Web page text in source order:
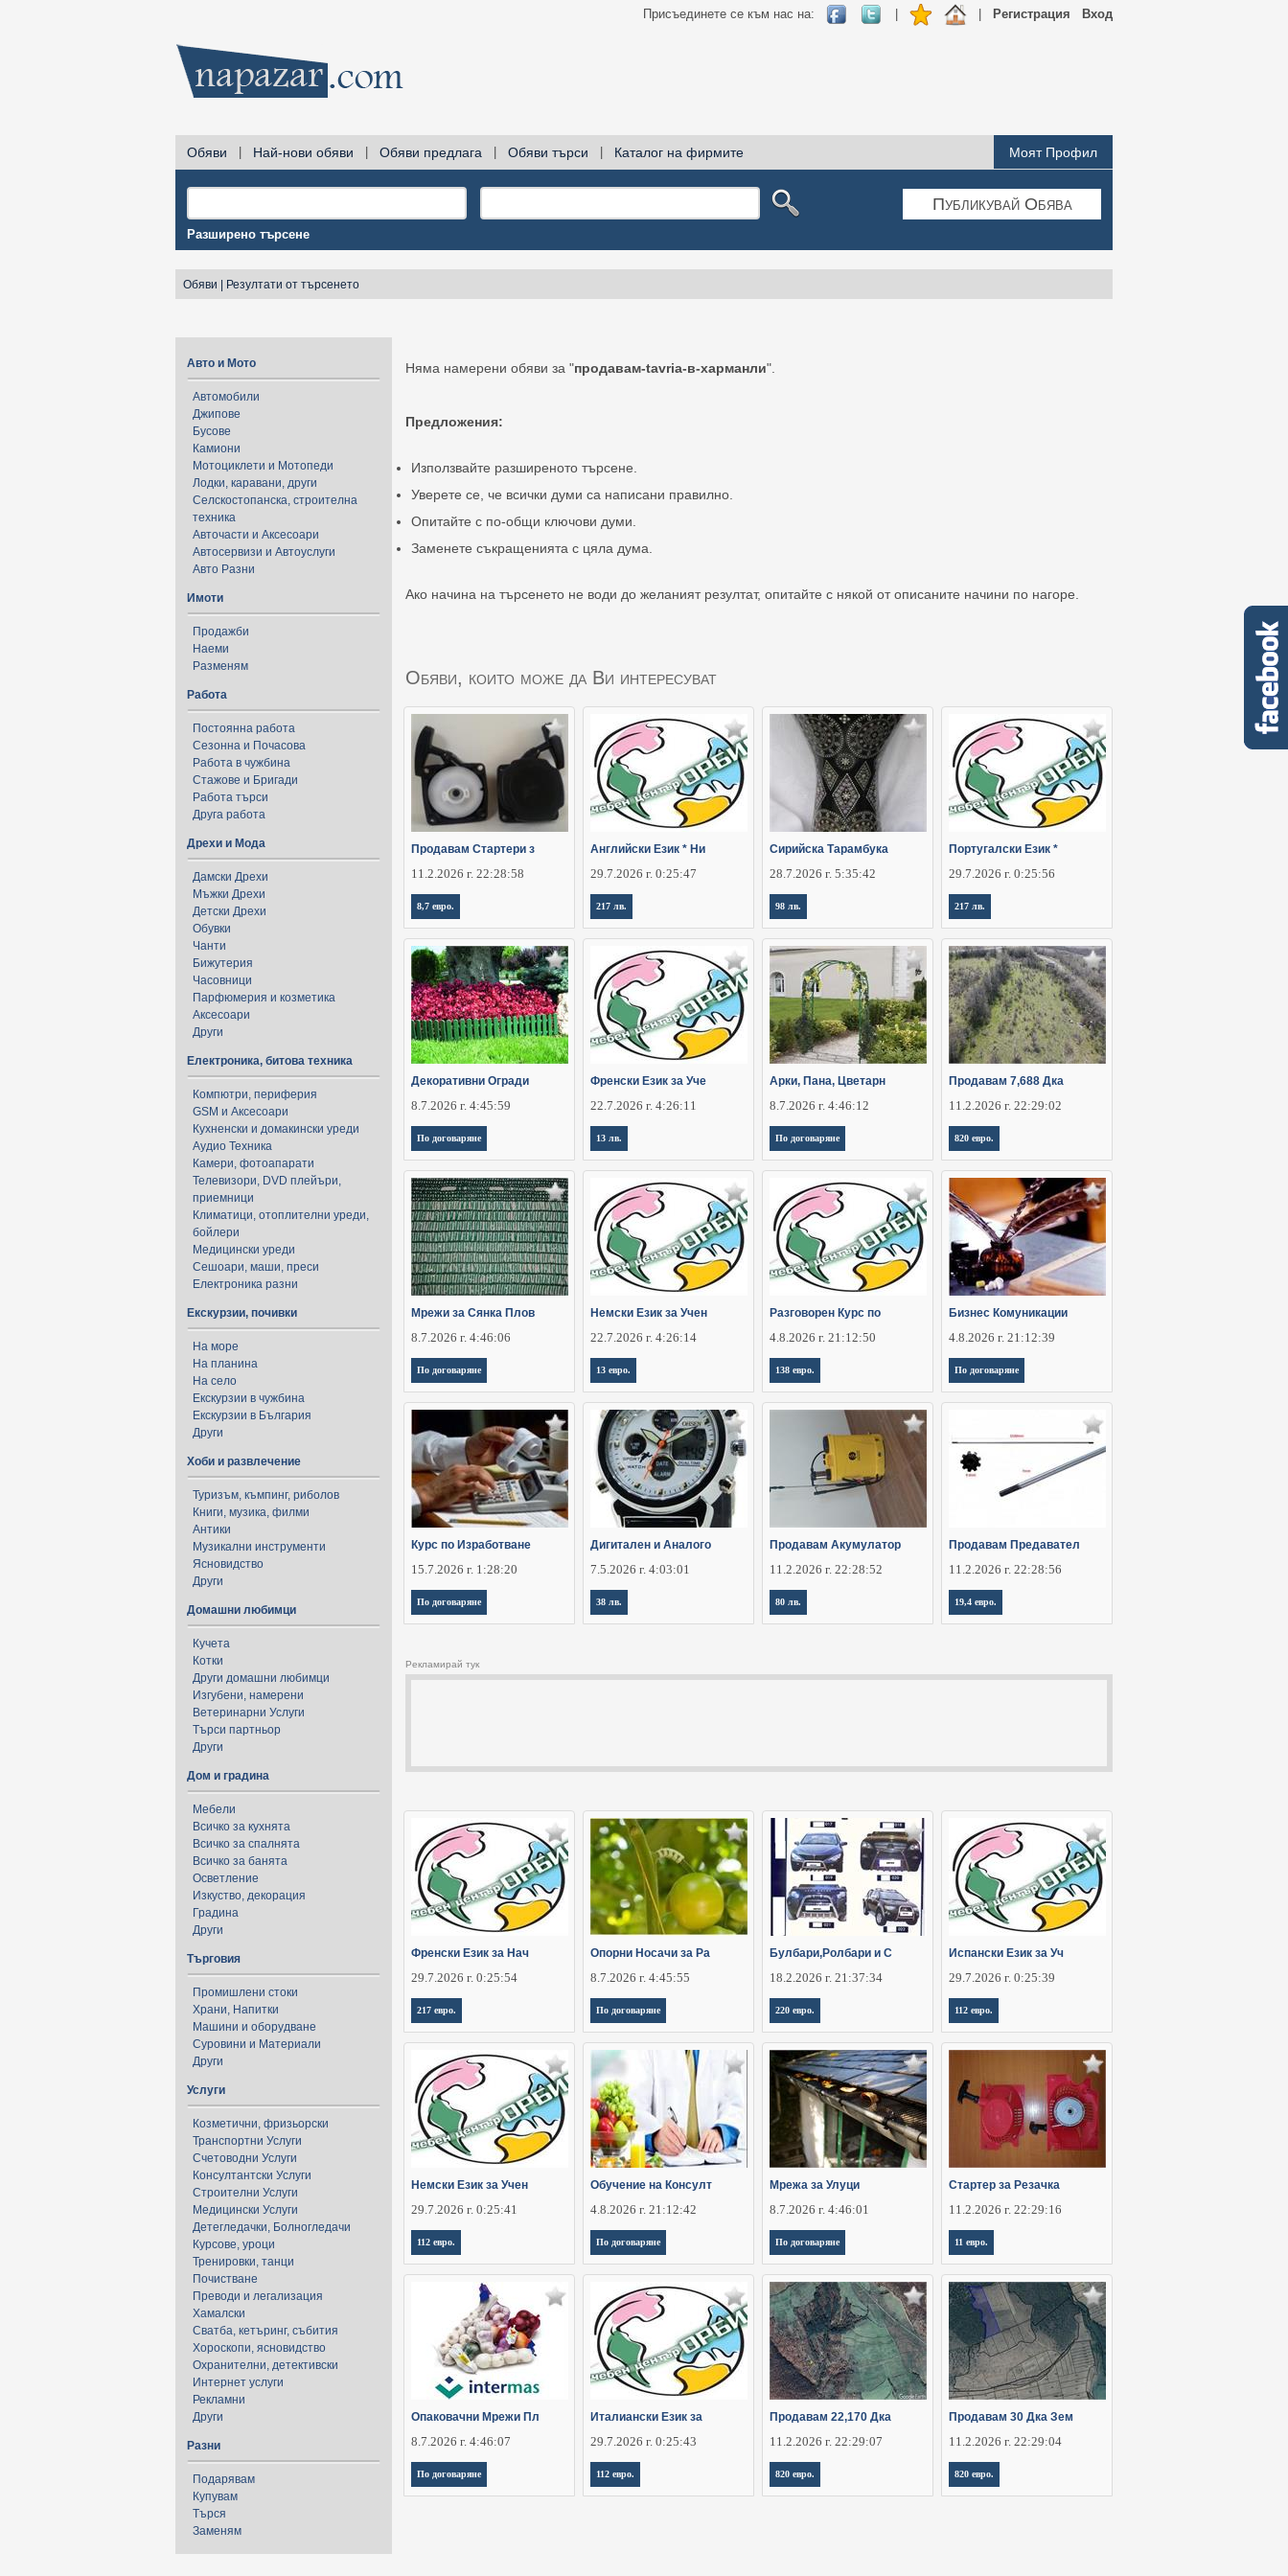
Вход
Регистрация
Присъединете се към нас на:
Обяви Най-нови обяви Обяви предлага Обяви търси Каталог на фирмите Моят Профил
Публикувай Обява
Разширено търсене
Обяви Резултати от търсенето
Авто и Мото
Автомобили
Джипове
Бусове
Камиони
Мотоциклети и Мотопеди
Лодки, каравани, други
Селскостопанска, строителна
техника
Авточасти и Аксесоари
Автосервизи и Автоуслуги
Авто Разни
Имоти
Продажби
Наеми
Разменям
Работа
Постоянна работа
Сезонна и Почасова
Работа в чужбина
Стажове и Бригади
Работа търси
Друга работа
Дрехи и Мода
Дамски Дрехи
Мъжки Дрехи
Детски Дрехи
Обувки
Чанти
Бижутерия
Часовници
Парфюмерия и козметика
Аксесоари
Други
Електроника, битова техника
Компютри, периферия
GSM и Аксесоари
Кухненски и домакински уреди
Аудио Техника
Камери, фотоапарати
Телевизори, DVD плейъри,
приемници
Климатици, отоплителни уреди,
бойлери
Медицински уреди
Сешоари, маши, преси
Електроника разни
Екскурзии, почивки
На море
На планина
На село
Екскурзии в чужбина
Екскурзии в България
Други
Хоби и развлечение
Туризъм, къмпинг, риболов
Книги, музика, филми
Антики
Музикални инструменти
Ясновидство
Други
Домашни любимци
Кучета
Котки
Други домашни любимци
Изгубени, намерени
Ветеринарни Услуги
Търси партньор
Други
Дом и градина
Мебели
Всичко за кухнята
Всичко за спалнята
Всичко за банята
Осветление
Изкуство, декорация
Градина
Други
Търговия
Промишлени стоки
Храни, Напитки
Машини и оборудване
Суровини и Материали
Други
Услуги
Козметични, фризьорски
Транспортни Услуги
Счетоводни Услуги
Консултантски Услуги
Строителни Услуги
Медицински Услуги
Детегледачки, Болногледачи
Курсове, уроци
Тренировки, танци
Почистване
Преводи и легализация
Хамалски
Сватба, кетъринг, събития
Хороскопи, ясновидство
Охранителни, детективски
Интернет услуги
Рекламни
Други
Разни
Подарявам
Купувам
Търся
Заменям
Няма намерени обяви за "продавам-tavria-в-харманли".
Предложения:
Използвайте разширеното търсене.
Уверете се, че всички думи са написани правилно.
Опитайте с по-общи ключови думи.
Заменете съкращенията с цяла дума.
Ако начина на търсенето не води до желаният резултат, опитайте с някой от описаните начини по нагоре.
Обяви, които може да Ви интересуват
Продавам Стартери з
11.2.2026 г. 22:28:58
8,7 евро.
Английски Език * Ни
29.7.2026 г. 0:25:47
217 лв.
Сирийска Тарамбука
28.7.2026 г. 5:35:42
98 лв.
Португалски Език *
29.7.2026 г. 0:25:56
217 лв.
Декоративни Огради
8.7.2026 г. 4:45:59
По договаряне
Френски Език за Уче
22.7.2026 г. 4:26:11
13 лв.
Арки, Пана, Цветарн
8.7.2026 г. 4:46:12
По договаряне
Продавам 7,688 Дка
11.2.2026 г. 22:29:02
820 евро.
Мрежи за Сянка Плов
8.7.2026 г. 4:46:06
По договаряне
Немски Език за Учен
22.7.2026 г. 4:26:14
13 евро.
Разговорен Курс по
4.8.2026 г. 21:12:50
138 евро.
Бизнес Комуникации
4.8.2026 г. 21:12:39
По договаряне
Курс по Изработване
15.7.2026 г. 1:28:20
По договаряне
Дигитален и Аналого
7.5.2026 г. 4:03:01
38 лв.
Продавам Акумулатор
11.2.2026 г. 22:28:52
80 лв.
Продавам Предавател
11.2.2026 г. 22:28:56
19,4 евро.
Рекламирай тук
Френски Език за Нач
29.7.2026 г. 0:25:54
217 евро.
Oпорни Носачи за Ра
8.7.2026 г. 4:45:55
По договаряне
Булбари,Ролбари и С
18.2.2026 г. 21:37:34
220 евро.
Испански Език за Уч
29.7.2026 г. 0:25:39
112 евро.
Немски Език за Учен
29.7.2026 г. 0:25:41
112 евро.
Обучение на Консулт
4.8.2026 г. 21:12:42
По договаряне
Мрежа за Улуци
8.7.2026 г. 4:46:01
По договаряне
Стартер за Резачка
11.2.2026 г. 22:29:16
11 евро.
Опаковачни Мрежи Пл
8.7.2026 г. 4:46:07
По договаряне
Италиански Език за
29.7.2026 г. 0:25:43
112 евро.
Продавам 22,170 Дка
11.2.2026 г. 22:29:07
820 евро.
Продавам 30 Дка Зем
11.2.2026 г. 22:29:04
820 евро.